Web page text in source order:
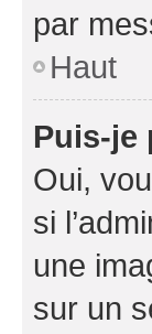
par
Haut
Puis-je
Oui,
si
une
sur un